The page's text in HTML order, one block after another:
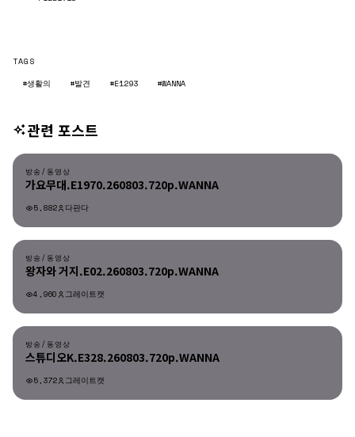
TAGS
#생활의
#발견 #E1293 #WANNA
관련 포스트
방송/동영상
방송/동영상
가요무대.E1970.260803.720p.WANNA
5,882 다판다
방송/동영상
방송/동영상
왕자와 거지.E02.260803.720p.WANNA
4,960 그레이트캣
방송/동영상
방송/동영상
스튜디오K.E328.260803.720p.WANNA
5,372 그레이트캣